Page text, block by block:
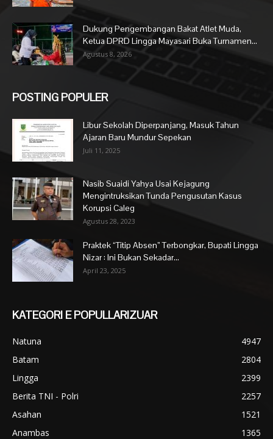
Dukung Pengembangan Bakat Atlet Muda,
Ketua DPRD Lingga Mayasari Buka Turnamen...
Agustus 8, 2026
POSTING POPULER
Libur Sekolah Diperpanjang, Masuk Tahun
Ajaran Baru Mundur Sepekan
Juli 11, 2025
Nasib Suaidi Yahya Usai Kejagung
Mengintruksikan Tunda Pengusutan Kasus
Korupsi Caleg
Agustus 28, 2023
Praktek “Titip Absen” Terbongkar, Bupati Lingga
Nizar : Ini Bukan Sekadar...
April 23, 2025
KATEGORI E POPULLARIZUAR
Natuna
4947
Batam
2804
Lingga
2399
Berita TNI - Polri
2257
Asahan
1521
Anambas
1365